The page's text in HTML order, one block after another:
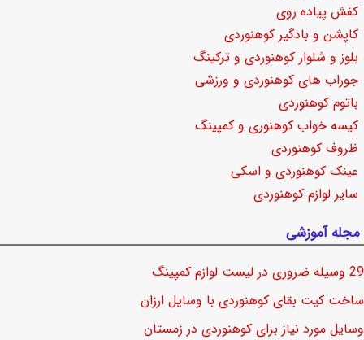
کفش پیاده روی
کاپشن و بادگیر کوهنوردی
بلوز و شلوار کوهنوردی و ترکینگ
جوراب های کوهنوردی و ورزشی
باتوم کوهنوردی
کیسه خواب کوهنوری و کمپینگ
ظروف کوهنوردی
عینک کوهنوردی و اسکی
سایر لوازم کوهنوردی
مجله آموزشی
29 وسیله ضروری در لیست لوازم کمپینگ
ساخت کیت بقای کوهنوردی با وسایل ارزان
وسایل مورد نیاز برای کوهنوردی در زمستان